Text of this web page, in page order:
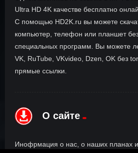
Ultra HD 4K качестве бесплатно
С помощью HD2K.ru вы можете
компьютер, телефон или планшет без
специальных программ. Вы можете
VK, RuTube, VKvideo, Dzen, OK без
прямые ссылки.
О сайте
Инофрмация о нас, о наших планах и